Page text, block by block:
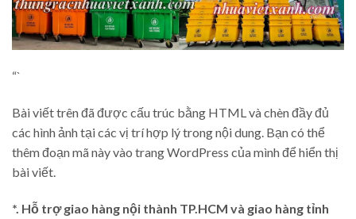
“`
Bài viết trên đã được cấu trúc bằng HTML và chèn đầy đủ
các hình ảnh tại các vị trí hợp lý trong nội dung. Bạn có thể
thêm đoạn mã này vào trang WordPress của mình để hiển thị
bài viết.
*. Hỗ trợ giao hàng nội thành TP.HCM và giao hàng tỉnh